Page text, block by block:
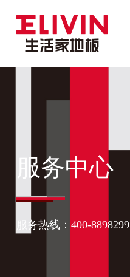
服务中心
服务热线：400-8898299